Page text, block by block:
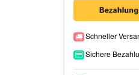
Schneller
Sichere